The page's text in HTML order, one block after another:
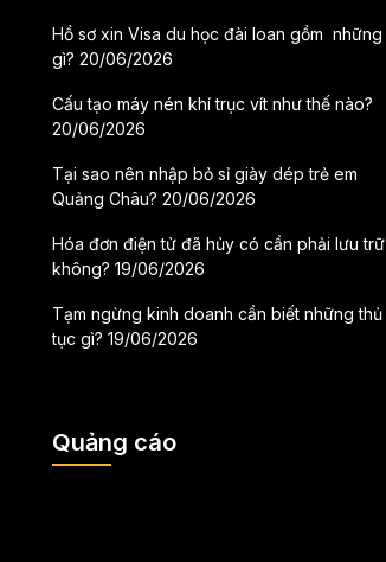
Hồ sơ xin Visa du học đài loan gồm những
gì? 20/06/2026
Cấu tạo máy nén khí trục vít như thế nào?
20/06/2026
Tại sao nên nhập bỏ sỉ giày dép trẻ em
Quảng Châu? 20/06/2026
Hóa đơn điện tử đã hủy có cần phải lưu trữ
không? 19/06/2026
Tạm ngừng kinh doanh cần biết những thủ
tục gì? 19/06/2026
Quảng cáo